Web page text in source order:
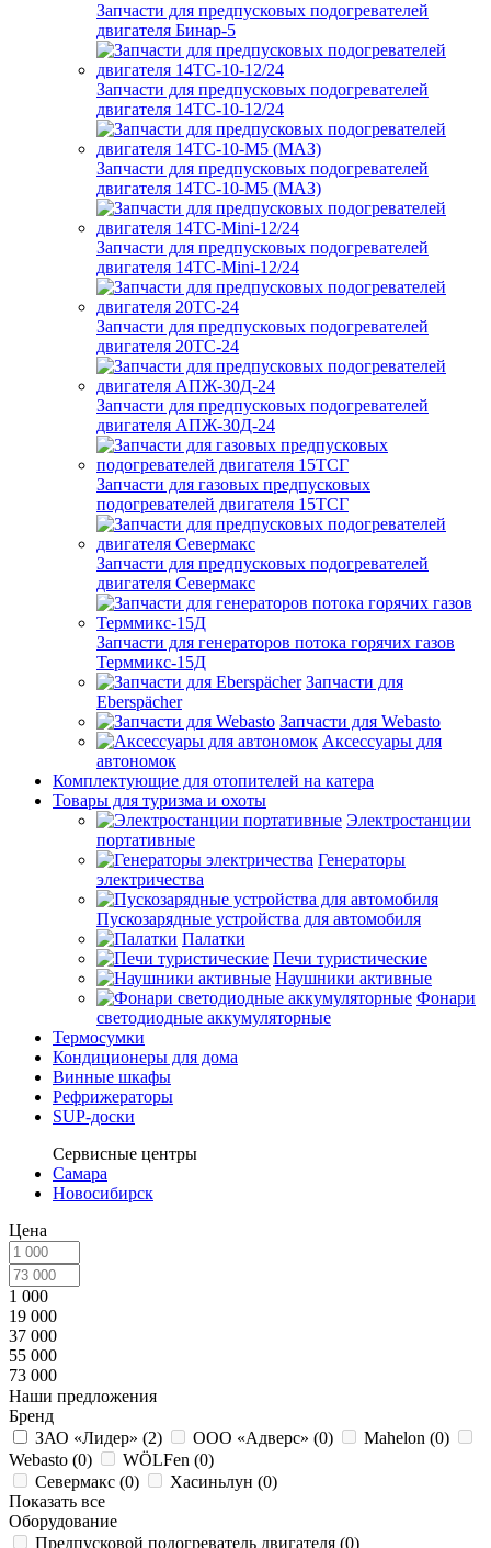
Запчасти для предпусковых подогревателей
двигателя Бинар-5
Запчасти для предпусковых подогревателей
двигателя 14ТС-10-12/24
Запчасти для предпусковых подогревателей
двигателя 14ТС-10-М5 (МАЗ)
Запчасти для предпусковых подогревателей
двигателя 14ТС-Mini-12/24
Запчасти для предпусковых подогревателей
двигателя 20ТС-24
Запчасти для предпусковых подогревателей
двигателя АПЖ-30Д-24
Запчасти для газовых предпусковых
подогревателей двигателя 15ТСГ
Запчасти для предпусковых подогревателей
двигателя Севермакс
Запчасти для генераторов потока горячих газов
Терммикс-15Д
Запчасти для
Eberspächer
Запчасти для Webasto
Аксессуары для
автономок
Комплектующие для отопителей на катера
Товары для туризма и охоты
Электростанции
портативные
Генераторы
электричества
Пускозарядные устройства для автомобиля
Палатки
Печи туристические
Наушники активные
Фонари
светодиодные аккумуляторные
Термосумки
Кондиционеры для дома
Винные шкафы
Рефрижераторы
SUP-доски
Сервисные центры
Самара
Новосибирск
Цена
1 000
19 000
37 000
55 000
73 000
Наши предложения
Бренд
ЗАО «Лидер» (2) ООО «Адверс» (0) Mahelon (0)
Webasto (0) WÖLFen (0)
Севермакс (0) Хасиньлун (0)
Показать все
Оборудование
Предпусковой подогреватель двигателя (0)